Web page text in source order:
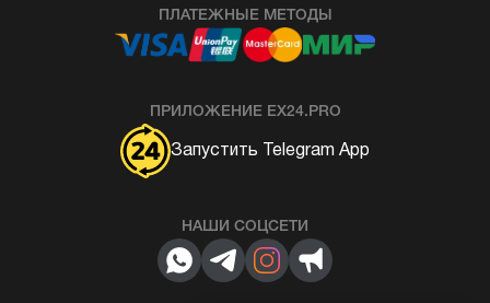
ПЛАТЕЖНЫЕ МЕТОДЫ
ПРИЛОЖЕНИЕ EX24.PRO
Запустить Telegram App
НАШИ СОЦСЕТИ